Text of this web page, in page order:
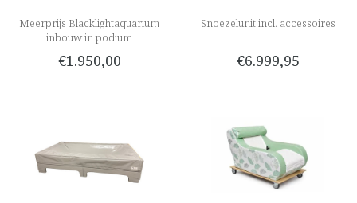
Meerprijs Blacklightaquarium
inbouw in podium
€1.950,00
Snoezelunit incl. accessoires
€6.999,95